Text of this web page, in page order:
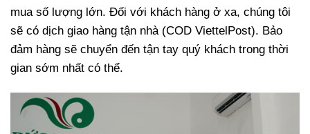
mua số lượng lớn. Đối với khách hàng ở xa, chúng tôi
sẽ có dịch giao hàng tận nhà (COD ViettelPost). Bảo
đảm hàng sẽ chuyển đến tận tay quý khách trong thời
gian sớm nhất có thể.